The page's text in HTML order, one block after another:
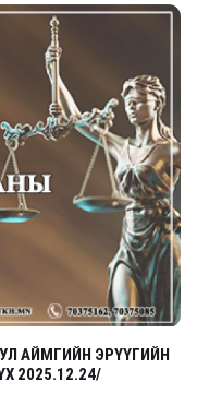
АЙМГИЙН ЭРҮҮГИЙН
2025.12.24/